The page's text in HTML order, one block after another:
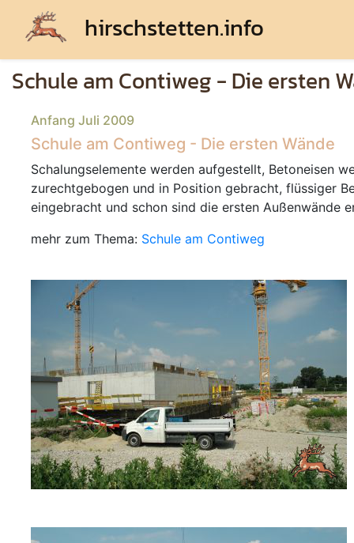
hirschstetten.info
Schule am Contiweg - Die ersten
Anfang Juli 2009
Schule am Contiweg - Die ersten Wände
Schalungselemente werden aufgestellt, Betoneisen
zurechtgebogen und in Position gebracht, flüssiger
eingebracht und schon sind die ersten Außenwände
mehr zum Thema: Schule am Contiweg